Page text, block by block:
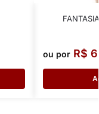
ou por R$